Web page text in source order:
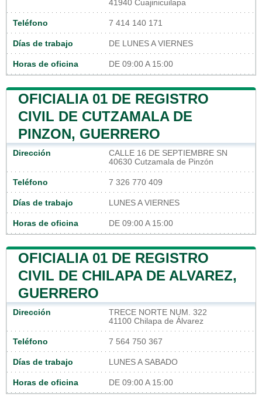
41940 Cuajinicuilapa
Teléfono 7 414 140 171
Días de trabajo DE LUNES A VIERNES
Horas de oficina DE 09:00 A 15:00
OFICIALIA 01 DE REGISTRO
CIVIL DE CUTZAMALA DE
PINZON, GUERRERO
Dirección
CALLE 16 DE SEPTIEMBRE SN
40630 Cutzamala de Pinzón
Teléfono 7 326 770 409
Días de trabajo LUNES A VIERNES
Horas de oficina DE 09:00 A 15:00
OFICIALIA 01 DE REGISTRO
CIVIL DE CHILAPA DE ALVAREZ,
GUERRERO
Dirección
TRECE NORTE NUM. 322
41100 Chilapa de Álvarez
Teléfono 7 564 750 367
Días de trabajo LUNES A SABADO
Horas de oficina DE 09:00 A 15:00